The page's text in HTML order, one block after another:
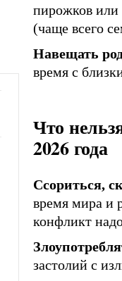
пирожков или
(чаще всего
Навещать
время с
Что
2026 года
Ссориться,
время мира и
конфликт
застолий с